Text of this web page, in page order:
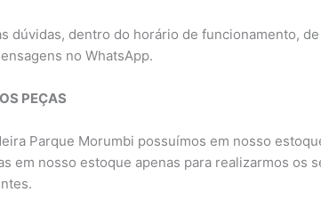
dúvidas, dentro do horário de funcionamento,
no WhatsApp.
PEÇAS
Parque Morumbi possuímos em nosso
em nosso estoque apenas para realizarmos os